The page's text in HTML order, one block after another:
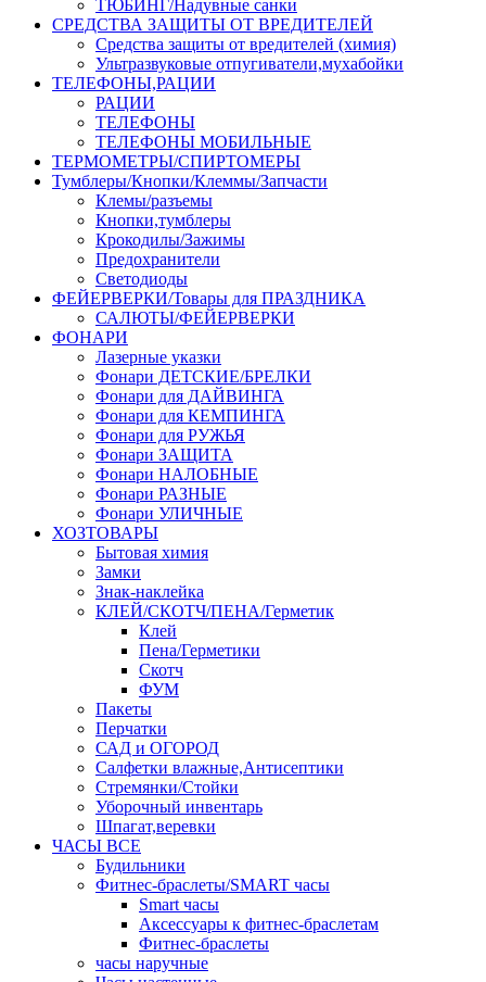
ТЮБИНГ/Надувные санки
СРЕДСТВА ЗАЩИТЫ ОТ ВРЕДИТЕЛЕЙ
Средства защиты от вредителей (химия)
Ультразвуковые отпугиватели,мухабойки
ТЕЛЕФОНЫ,РАЦИИ
РАЦИИ
ТЕЛЕФОНЫ
ТЕЛЕФОНЫ МОБИЛЬНЫЕ
ТЕРМОМЕТРЫ/СПИРТОМЕРЫ
Тумблеры/Кнопки/Клеммы/Запчасти
Клемы/разъемы
Кнопки,тумблеры
Крокодилы/Зажимы
Предохранители
Светодиоды
ФЕЙЕРВЕРКИ/Товары для ПРАЗДНИКА
САЛЮТЫ/ФЕЙЕРВЕРКИ
ФОНАРИ
Лазерные указки
Фонари ДЕТСКИЕ/БРЕЛКИ
Фонари для ДАЙВИНГА
Фонари для КЕМПИНГА
Фонари для РУЖЬЯ
Фонари ЗАЩИТА
Фонари НАЛОБНЫЕ
Фонари РАЗНЫЕ
Фонари УЛИЧНЫЕ
ХОЗТОВАРЫ
Бытовая химия
Замки
Знак-наклейка
КЛЕЙ/СКОТЧ/ПЕНА/Герметик
Клей
Пена/Герметики
Скотч
ФУМ
Пакеты
Перчатки
САД и ОГОРОД
Салфетки влажные,Антисептики
Стремянки/Стойки
Уборочный инвентарь
Шпагат,веревки
ЧАСЫ ВСЕ
Будильники
Фитнес-браслеты/SMART часы
Smart часы
Аксессуары к фитнес-браслетам
Фитнес-браслеты
часы наручные